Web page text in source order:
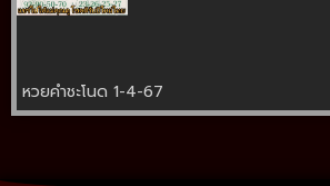
หวยคำชะโนด 1-4-67